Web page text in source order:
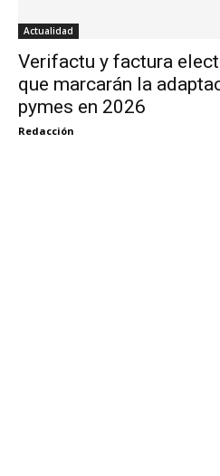
Actualidad
Verifactu y factura
que marcarán la
pymes en 2026
Redacción